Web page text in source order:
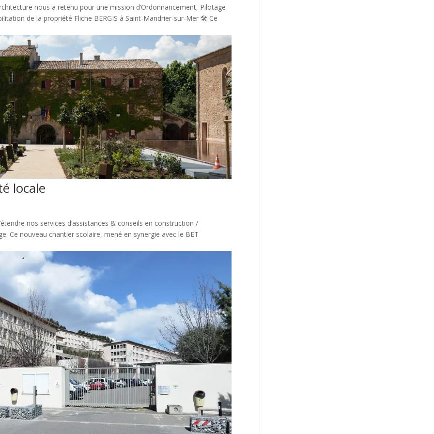
nous a retenu pour une mission d’Ordonnancement, Pilotage
de la propriété Fliche BERGIS à Saint-Mandrier-sur-Mer 🛠️ Ce
locale
nos services d’assistances & conseils en construction /
Ce nouveau chantier scolaire, mené en synergie avec le BET